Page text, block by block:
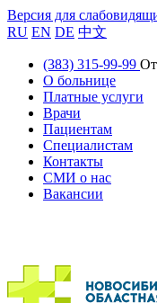
Версия для
RU EN DE 中文
(383) 315-99-99
О больнице
Платные услуги
Врачи
Пациентам
Специалистам
Контакты
СМИ о нас
Вакансии